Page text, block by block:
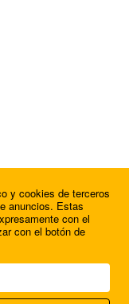
y cookies de terceros
anuncios. Estas
con el
con el botón de